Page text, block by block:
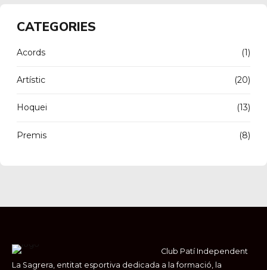
CATEGORIES
Acords (1)
Artístic (20)
Hoquei (13)
Premis (8)
Club Patí Independent
La Sagrera, entitat esportiva dedicada a la formació, la